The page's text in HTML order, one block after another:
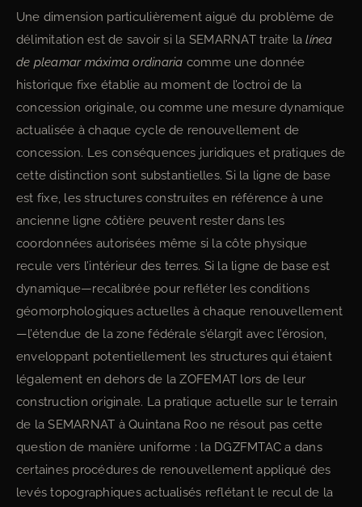
Une dimension particulièrement aiguë du problème de
délimitation est de savoir si la SEMARNAT traite lalínea
de pleamar máxima ordinaria comme une donnée
historique fixe établie au moment de l’octroi de la
concession originale, ou comme une mesure dynamique
actualisée à chaque cycle de renouvellement de
concession. Les conséquences juridiques et pratiques de
cette distinction sont substantielles. Si la ligne de base
est fixe, les structures construites en référence à une
ancienne ligne côtière peuvent rester dans les
coordonnées autorisées même si la côte physique
recule vers l’intérieur des terres. Si la ligne de base est
dynamique—recalibrée pour refléter les conditions
géomorphologiques actuelles à chaque renouvellement
—l’étendue de la zone fédérale s’élargit avec l’érosion,
enveloppant potentiellement les structures qui étaient
légalement en dehors de la ZOFEMAT lors de leur
construction originale. La pratique actuelle sur le terrain
de la SEMARNAT à Quintana Roo ne résout pas cette
question de manière uniforme : la DGZFMTAC a dans
certaines procédures de renouvellement appliqué des
levés topographiques actualisés reflétant le recul de la